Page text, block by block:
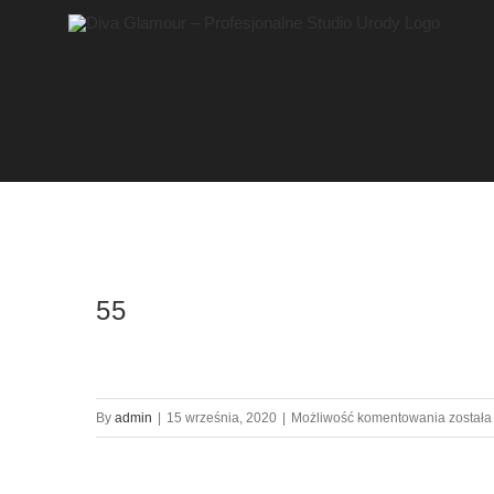
55
By admin 15 września, 2020 Możliwość komentowania 55